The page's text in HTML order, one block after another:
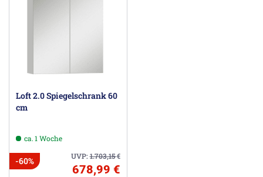
Loft 2.0 Spiegelschrank 60
cm
ca. 1 Woche
UVP:1.703,15€
-60%
678,99 €